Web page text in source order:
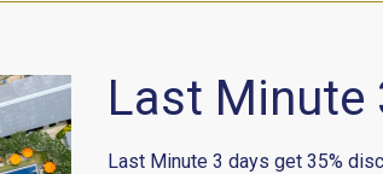
Last Minute
Last Minute 3 days get 35%